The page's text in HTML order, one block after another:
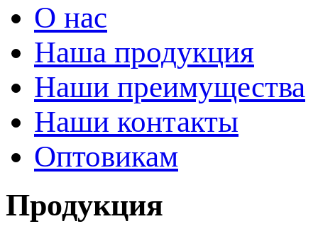
О нас
Наша продукция
Наши преимущества
Наши контакты
Оптовикам
Продукция